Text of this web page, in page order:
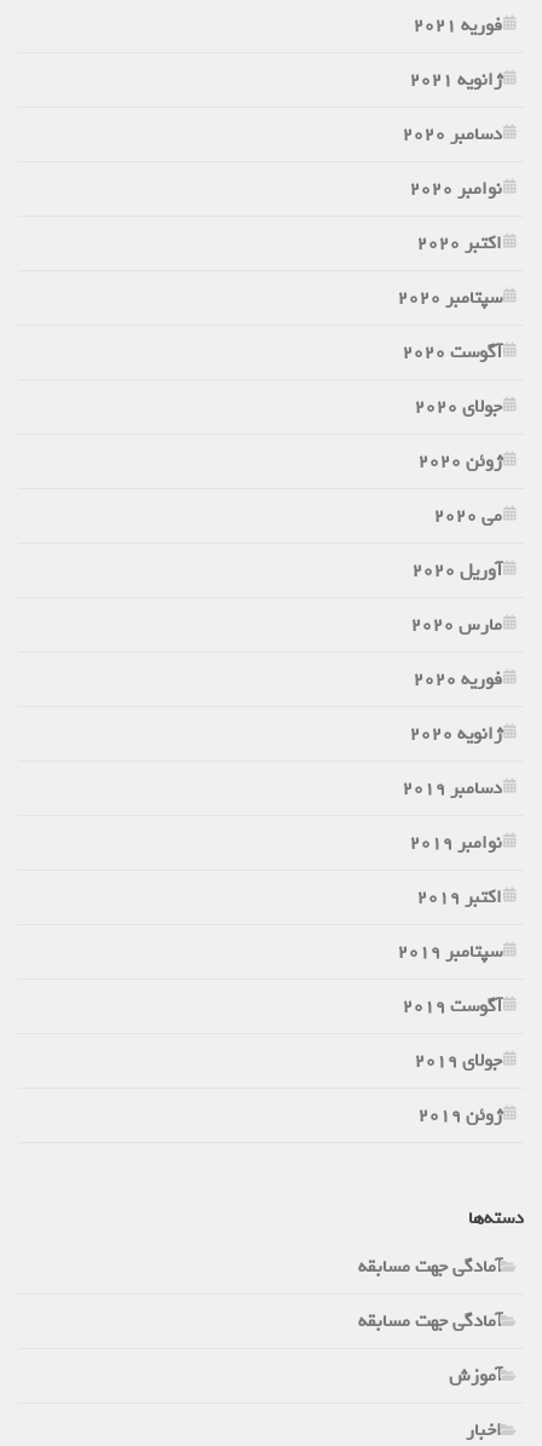
فوریه 2021
ژانویه 2021
دسامبر 2020
نوامبر 2020
اکتبر 2020
سپتامبر 2020
آگوست 2020
جولای 2020
ژوئن 2020
می 2020
آوریل 2020
مارس 2020
فوریه 2020
ژانویه 2020
دسامبر 2019
نوامبر 2019
اکتبر 2019
سپتامبر 2019
آگوست 2019
جولای 2019
ژوئن 2019
دسته‌ها
آمادگی جهت مسابقه
آمادگی جهت مسابقه
آموزش
اخبار